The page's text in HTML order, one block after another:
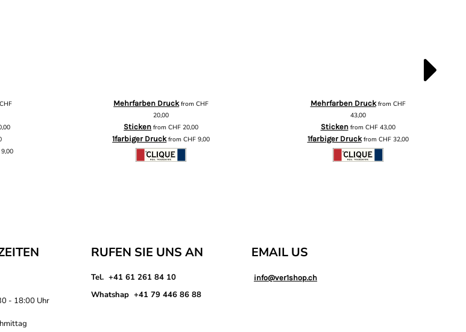
CHF
Mehrfarben DruckfromCHF
20,00
Sticken fromCHF 20,00
1farbiger DruckfromCHF 9,00
Mehrfarben Druckfrom CHF
43,00
Stickenfrom CHF43,00
1farbiger Druckfrom CHF32,00
- 18:00 Uhr
RUFEN SIE UNS AN
Tel. +41 61 261 84 10
Whatshap +41 79 446 86 88
EMAIL US
info@ver1shop.ch